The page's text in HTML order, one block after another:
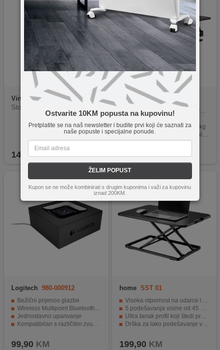
Ostvarite 10KM popusta na kupovinu!
Pretplatite se na naš newsletter i budite prvi koji će saznati za
naše popuste i specijalne ponude.
ŽELIM POPUST
Kupon se ne može kombinirati s drugim kuponima i važi za kupovinu
iznad 200KM.
VinGo Stolica 2011, crna
Stolica, uredska
149,90KM
Ergo Office ER-409
Polica za monitor za montažu na ploču stola
Površina 100 x 26 cm
Maksimalna nosivost do 20 kg
Brza montaža pomoću stezaljke za stol
Dobro rješenje za više prostora i reda na radnom stolu
79,90KM
Logitech 980-000912
Bežični prijenos glazbe
Wireless Multipoint Bluetooth tehnologija
Jednostavno uparivanje
Kompatibilan s različitim zvučnicima
99,90 KM
home SST 01
Visoka otpornost na udarce i habanje.
5 podešavanja visine od 45 do 405 mm.
Ultra tanak profil koji štedi prostor.
Drška za lako podešavanje visine.
199,90 KM